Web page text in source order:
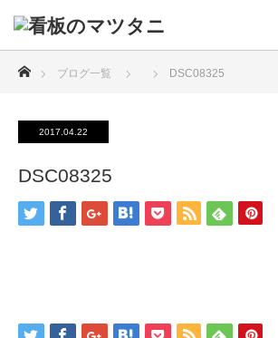
ブログ一覧 DSC08325
2017.04.22
DSC08325